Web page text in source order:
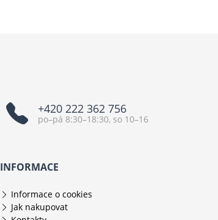
+420 222 362 756
po–pá 8:30–18:30, so 10–16
INFORMACE
Informace o cookies
Jak nakupovat